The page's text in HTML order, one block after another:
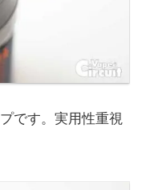
です。実用性重視